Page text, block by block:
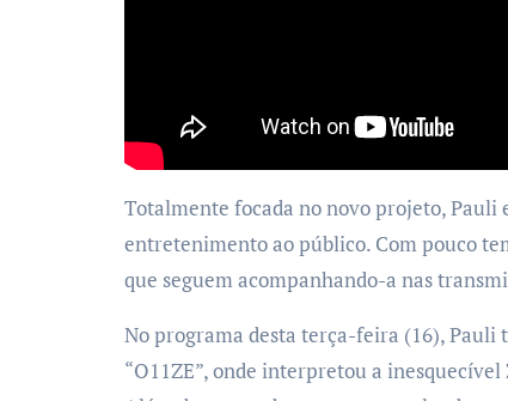
Totalmente focada no novo projeto, Pauli
entretenimento ao público. Com pouco
que seguem acompanhando-a nas
No programa desta terça-feira (16), Pauli
“O11ZE”, onde interpretou a